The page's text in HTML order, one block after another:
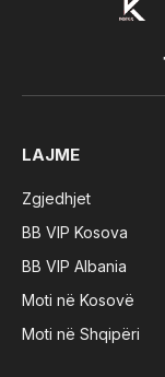
LAJME
Zgjedhjet
BB VIP Kosova
BB VIP Albania
Moti në Kosovë
Moti në Shqipëri